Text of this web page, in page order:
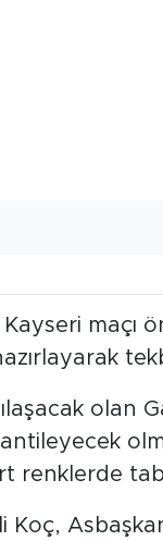
maçı
olan
renklerde